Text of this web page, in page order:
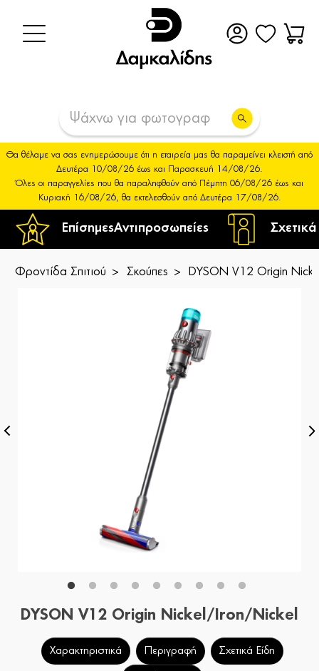
ΕπίσημεςΑντιπροσωπείες
Θα θέλαμε να σας ενημερώσουμε ότι η εταιρεία μας θα παραμείνει κλειστή από
Δευτέρα 10/08/26 έως και Παρασκευή 14/08/26.
Όλες οι παραγγελίες που θα παραληφθούν από Πέμπτη 06/08/26 έως και
Κυριακή 16/08/26, θα εκτελεσθούν από Δευτέρα 17/08/26.
Φροντίδα Σπιτιού Σκούπες DYSON V12 Origin
DYSON V12 Origin Nickel/Iron/Nickel
Χαρακτηριστικά Περιγραφή Σχετικά Είδη